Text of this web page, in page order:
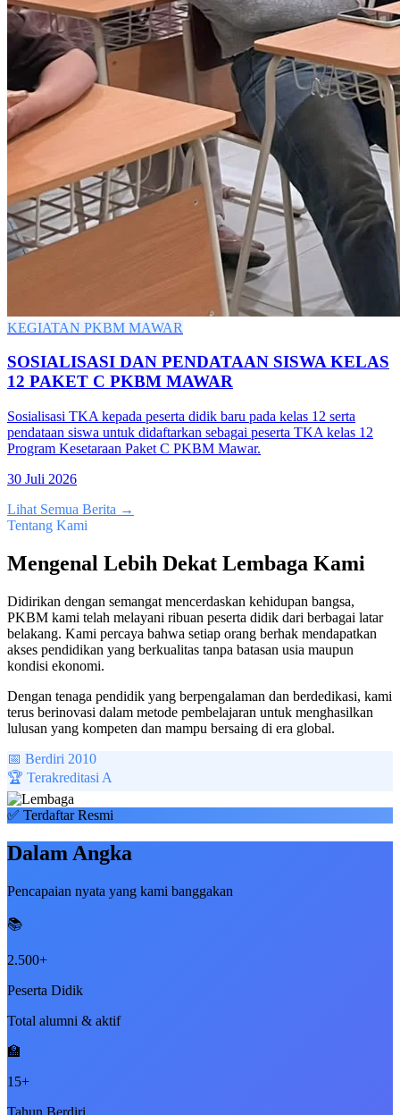
KEGIATAN PKBM MAWAR
SOSIALISASI DAN PENDATAAN SISWA KELAS
12 PAKET C PKBM MAWAR
Sosialisasi TKA kepada peserta didik baru pada kelas 12 serta
pendataan siswa untuk didaftarkan sebagai peserta TKA kelas 12
Program Kesetaraan Paket C PKBM Mawar.
30 Juli 2026
Lihat Semua Berita →
Tentang Kami
Mengenal Lebih Dekat Lembaga Kami
Didirikan dengan semangat mencerdaskan kehidupan bangsa,
PKBM kami telah melayani ribuan peserta didik dari berbagai latar
belakang. Kami percaya bahwa setiap orang berhak mendapatkan
akses pendidikan yang berkualitas tanpa batasan usia maupun
kondisi ekonomi.
Dengan tenaga pendidik yang berpengalaman dan berdedikasi, kami
terus berinovasi dalam metode pembelajaran untuk menghasilkan
lulusan yang kompeten dan mampu bersaing di era global.
📅 Berdiri 2010
🏆 Terakreditasi A
✅ Terdaftar Resmi
Dalam Angka
Pencapaian nyata yang kami banggakan
📚
2.500+
Peserta Didik
Total alumni & aktif
🏫
15+
Tahun Berdiri